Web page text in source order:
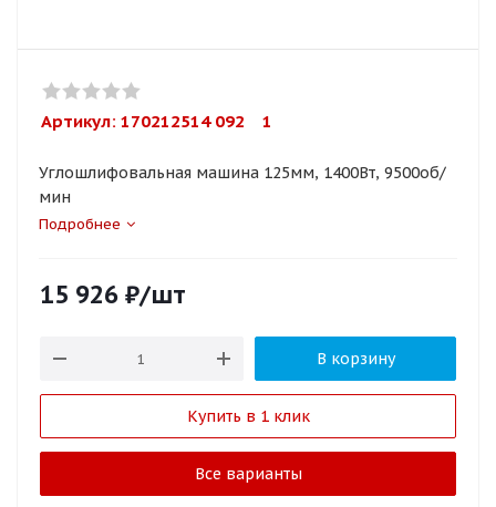
Артикул: 170212514 092    1
Углошлифовальная машина 125мм, 1400Вт, 9500об/
мин
Подробнее
15 926 ₽/шт
В корзину
Купить в 1 клик
Все варианты